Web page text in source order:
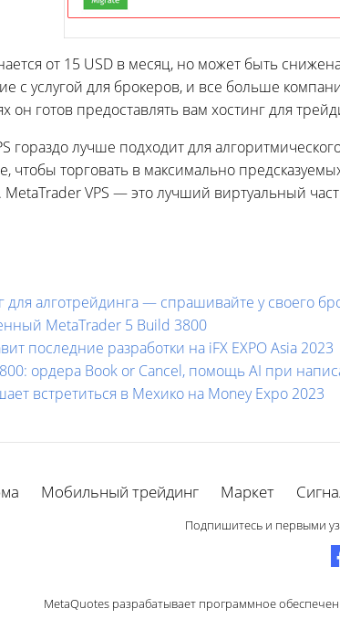
от 15 USD в месяц, но может быть
с услугой для брокеров, и все больше
он готов предоставлять вам хостинг для
гораздо лучше подходит для
чтобы торговать в максимально
VPS — это лучший виртуальный
для алготрейдинга — спрашивайте у своего
MetaTrader 5 Build 3800
последние разработки на iFX EXPO Asia 2023
ордера Book or Cancel, помощь AI при
встретиться в Мехико на Money Expo 2023
Мобильный трейдинг Маркет
Подпишитесь и первыми
MetaQuotes разрабатывает программное